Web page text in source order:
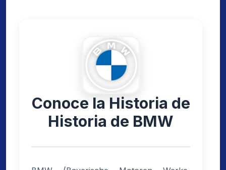
Conoce la Historia de
Historia de BMW